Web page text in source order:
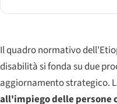
Il quadro normativo
disabilità si fonda su due
aggiornamento strategico.
all'impiego delle persone